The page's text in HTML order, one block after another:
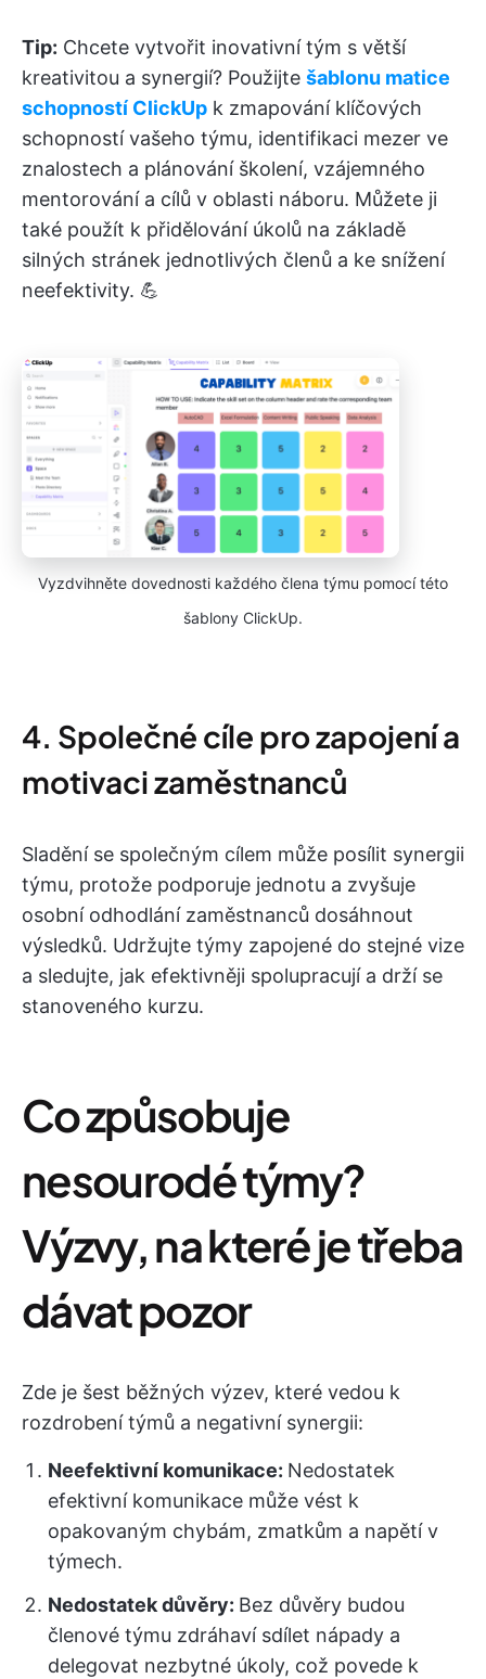
Tip: Chcete vytvořit inovativní tým s větší
kreativitou a synergií? Použijte šablonu matice
schopností ClickUp k zmapování klíčových
schopností vašeho týmu, identifikaci mezer ve
znalostech a plánování školení, vzájemného
mentorování a cílů v oblasti náboru. Můžete ji
také použít k přidělování úkolů na základě
silných stránek jednotlivých členů a ke snížení
neefektivity. 💪
Vyzdvihněte dovednosti každého člena týmu pomocí této
šablony ClickUp.
4. Společné cíle pro zapojení a
motivaci zaměstnanců
Sladění se společným cílem může posílit synergii
týmu, protože podporuje jednotu a zvyšuje
osobní odhodlání zaměstnanců dosáhnout
výsledků. Udržujte týmy zapojené do stejné vize
a sledujte, jak efektivněji spolupracují a drží se
stanoveného kurzu.
Co způsobuje
nesourodé týmy?
Výzvy, na které je třeba
dávat pozor
Zde je šest běžných výzev, které vedou k
rozdrobení týmů a negativní synergii:
Neefektivní komunikace: Nedostatek
efektivní komunikace může vést k
opakovaným chybám, zmatkům a napětí v
týmech.
Nedostatek důvěry: Bez důvěry budou
členové týmu zdráhaví sdílet nápady a
delegovat nezbytné úkoly, což povede k